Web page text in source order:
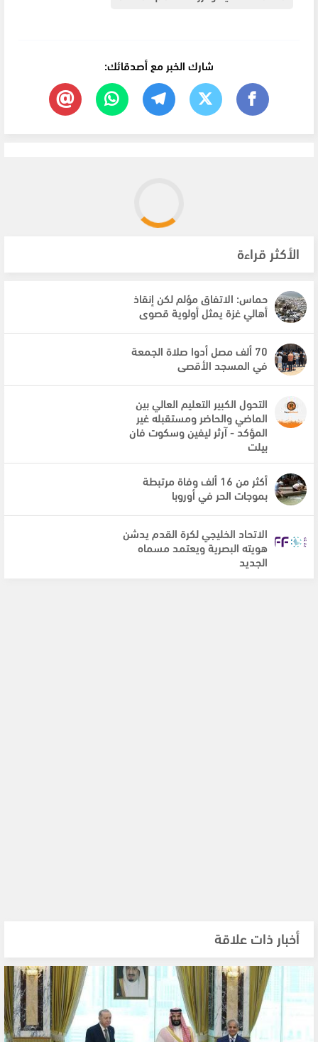
شارك الخبر مع أصدقائك:
الأكثر قراءة
حماس: الاتفاق مؤلم لكن إنقاذ
أهالي غزة يمثل أولوية قصوى
70 ألف مصل أدوا صلاة الجمعة
في المسجد الأقصى
التحول الكبير التعليم العالي بين
الماضي والحاضر ومستقبله غير
المؤكد - آرثر ليفين وسكوت فان
بيلت
أكثر من 16 ألف وفاة مرتبطة
بموجات الحر في أوروبا
الاتحاد الخليجي لكرة القدم يدشن
هويته البصرية ويعتمد مسماه
الجديد
أخبار ذات علاقة